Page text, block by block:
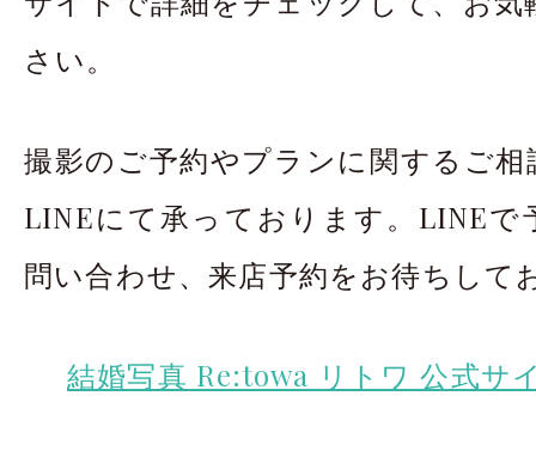
さい。
撮影のご予約やプランに関するご相
LINEにて承っております。LINEで
問い合わせ、来店予約をお待ちして
結婚写真 Re:towa リトワ 公式サ